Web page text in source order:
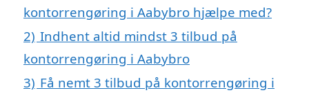
kontorrengøring i Aabybro hjælpe med?
2) Indhent altid mindst 3 tilbud på
kontorrengøring i Aabybro
3) Få nemt 3 tilbud på kontorrengøring i